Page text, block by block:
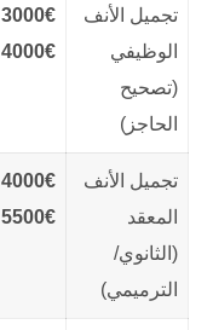
تجميل الأنف
الوظيفي
(تصحيح
الحاجز)
4000€
تجميل الأنف
المعقد
(الثانوي/
الترميمي)
5500€